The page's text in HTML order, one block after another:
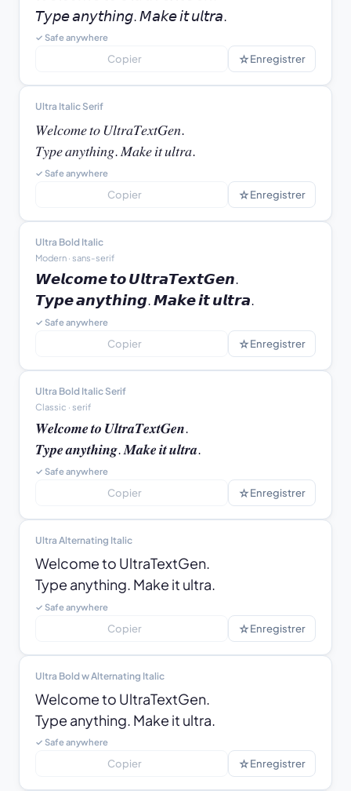
𝘛𝘺𝘱𝘦 𝘢𝘯𝘺𝘵𝘩𝘪𝘯𝘨. 𝘔𝘢𝘬𝘦 𝘪𝘵 𝘶𝘭𝘵𝘳𝘢.
✓ Safe anywhere
Copier ☆Enregistrer
Ultra Italic Serif
𝑊𝑒𝑙𝑐𝑜𝑚𝑒 𝑡𝑜 𝑈𝑙𝑡𝑟𝑎𝑇𝑒𝑥𝑡𝐺𝑒𝑛.
𝑇𝑦𝑝𝑒 𝑎𝑛𝑦𝑡ℎ𝑖𝑛𝑔. 𝑀𝑎𝑘𝑒 𝑖𝑡 𝑢𝑙𝑡𝑟𝑎.
✓ Safe anywhere
Copier ☆Enregistrer
Ultra Bold Italic
Modern · sans-serif
𝙒𝙚𝙡𝙘𝙤𝙢𝙚 𝙩𝙤 𝙐𝙡𝙩𝙧𝙖𝙏𝙚𝙭𝙩𝙂𝙚𝙣.
𝙏𝙮𝙥𝙚 𝙖𝙣𝙮𝙩𝙝𝙞𝙣𝙜. 𝙈𝙖𝙠𝙚 𝙞𝙩 𝙪𝙡𝙩𝙧𝙖.
✓ Safe anywhere
Copier ☆Enregistrer
Ultra Bold Italic Serif
Classic · serif
𝑾𝒆𝒍𝒄𝒐𝒎𝒆 𝒕𝒐 𝑼𝒍𝒕𝒓𝒂𝑻𝒆𝒙𝒕𝑮𝒆𝒏.
𝑻𝒚𝒑𝒆 𝒂𝒏𝒚𝒕𝒉𝒊𝒏𝒈. 𝑴𝒂𝒌𝒆 𝒊𝒕 𝒖𝒍𝒕𝒓𝒂.
✓ Safe anywhere
Copier ☆Enregistrer
Ultra Alternating Italic
Welcome to UltraTextGen.
Type anything. Make it ultra.
✓ Safe anywhere
Copier ☆Enregistrer
Ultra Bold w Alternating Italic
Welcome to UltraTextGen.
Type anything. Make it ultra.
✓ Safe anywhere
Copier ☆Enregistrer